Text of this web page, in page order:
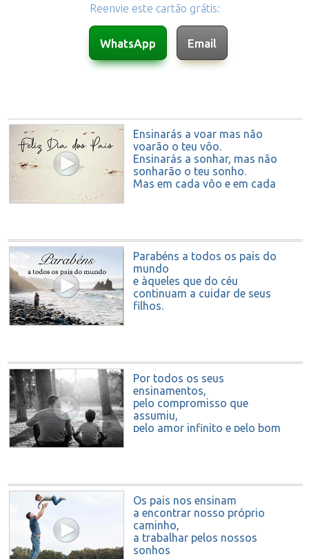
Reenvie este cartão grátis:
Ensinarás a voar mas não
voarão o teu vôo.
Ensinarás a sonhar, mas não
sonharão o teu sonho.
Mas em cada vôo e em cada
- Madre Teresa
Parabéns a todos os pais do
mundo
e àqueles que do céu
continuam a cuidar de seus
filhos.
Por todos os seus
ensinamentos,
pelo compromisso que
assumiu,
pelo amor infinito e pelo bom
Os pais nos ensinam
a encontrar nosso próprio
caminho,
a trabalhar pelos nossos
sonhos